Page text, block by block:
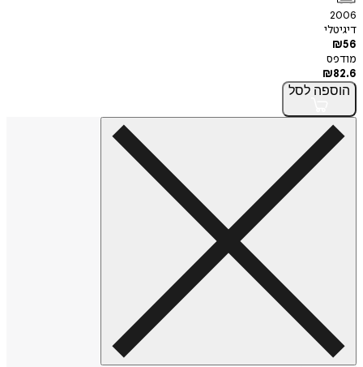
2006
דיגיטלי
₪56
מודפס
₪82.6
הוספה לסל